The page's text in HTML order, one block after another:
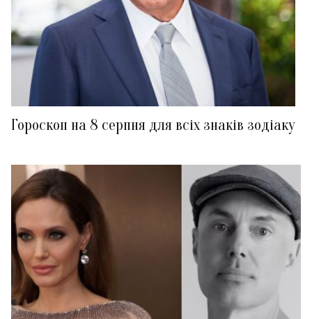
Гороскоп на 8 серпня для всіх знаків зодіаку